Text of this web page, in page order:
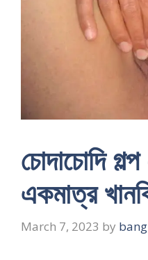
চোদাচোদি
একমাত্র
March 7, 2023 by